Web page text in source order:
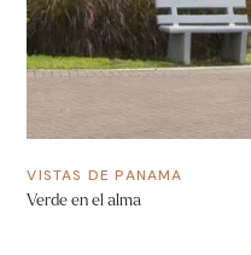
VISTAS DE PANAMA
Verde en el alma